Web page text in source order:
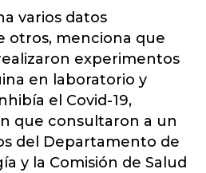
varios datos
otros, menciona que
experimentos
en laboratorio y
el Covid-19,
que consultaron a un
del Departamento de
y la Comisión de Salud